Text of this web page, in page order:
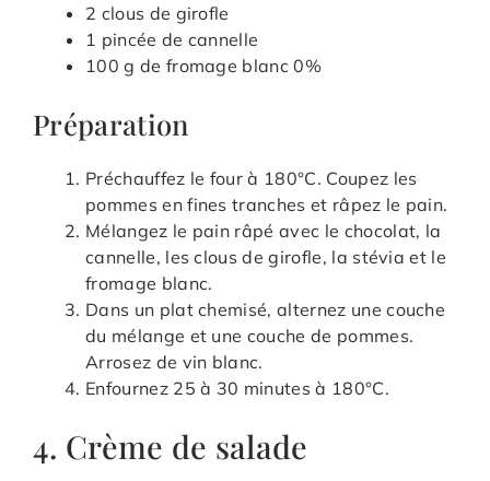
2 clous de girofle
1 pincée de cannelle
100 g de fromage blanc 0%
Préparation
Préchauffez le four à 180°C. Coupez les
pommes en fines tranches et râpez le pain.
Mélangez le pain râpé avec le chocolat, la
cannelle, les clous de girofle, la stévia et le
fromage blanc.
Dans un plat chemisé, alternez une couche
du mélange et une couche de pommes.
Arrosez de vin blanc.
Enfournez 25 à 30 minutes à 180°C.
4. Crème de salade